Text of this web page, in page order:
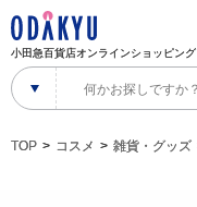
小田急百貨店オンラインショッピング
TOP コスメ 雑貨・グッズ